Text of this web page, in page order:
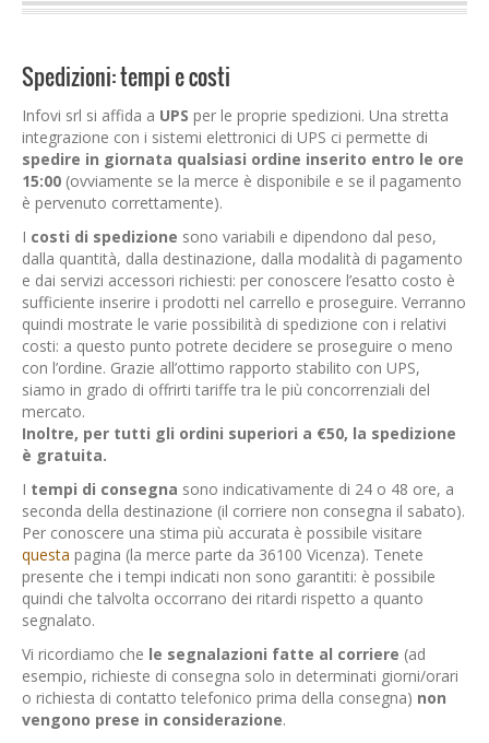
Spedizioni: tempi e costi
Infovi srl si affida a UPS per le proprie spedizioni. Una stretta
integrazione con i sistemi elettronici di UPS ci permette di
spedire in giornata qualsiasi ordine inserito entro le ore
15:00 (ovviamente se la merce è disponibile e se il pagamento
è pervenuto correttamente).
I costi di spedizione sono variabili e dipendono dal peso,
dalla quantità, dalla destinazione, dalla modalità di pagamento
e dai servizi accessori richiesti: per conoscere l’esatto costo è
sufficiente inserire i prodotti nel carrello e proseguire. Verranno
quindi mostrate le varie possibilità di spedizione con i relativi
costi: a questo punto potrete decidere se proseguire o meno
con l’ordine. Grazie all’ottimo rapporto stabilito con UPS,
siamo in grado di offrirti tariffe tra le più concorrenziali del
mercato.
Inoltre, per tutti gli ordini superiori a €50, la spedizione
è gratuita.
I tempi di consegna sono indicativamente di 24 o 48 ore, a
seconda della destinazione (il corriere non consegna il sabato).
Per conoscere una stima più accurata è possibile visitare
questa pagina (la merce parte da 36100 Vicenza). Tenete
presente che i tempi indicati non sono garantiti: è possibile
quindi che talvolta occorrano dei ritardi rispetto a quanto
segnalato.
Vi ricordiamo che le segnalazioni fatte al corriere (ad
esempio, richieste di consegna solo in determinati giorni/orari
o richiesta di contatto telefonico prima della consegna) non
vengono prese in considerazione.